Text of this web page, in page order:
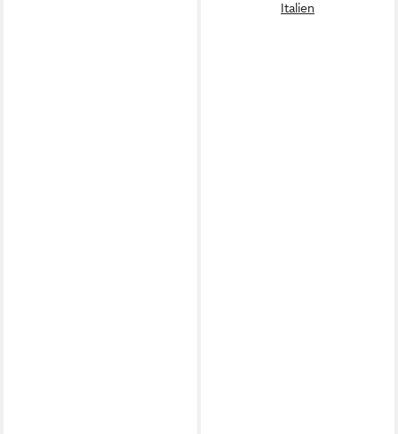
Italien